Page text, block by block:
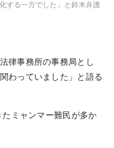
する一方でした」と鈴木弁護
律事務所の事務局とし
わっていました」と語る
ミャンマー難民が多か